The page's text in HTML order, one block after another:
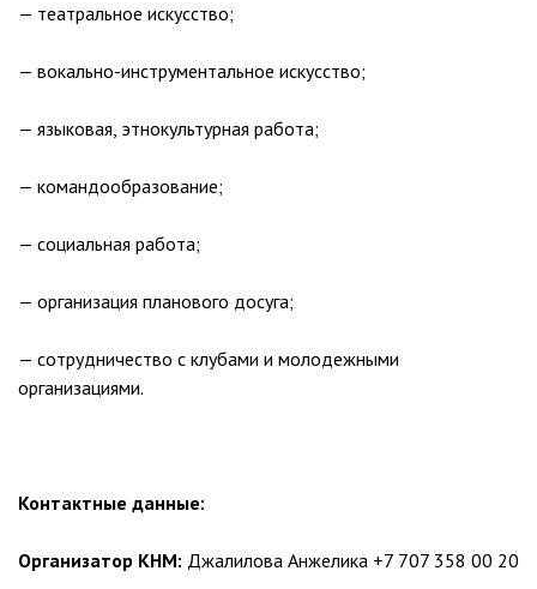
— театральное искусство;
— вокально-инструментальное искусство;
— языковая, этнокультурная работа;
— командообразование;
— социальная работа;
— организация планового досуга;
— сотрудничество с клубами и молодежными
организациями.
Контактные данные:
Организатор КНМ: Джалилова Анжелика +7 707 358 00 20